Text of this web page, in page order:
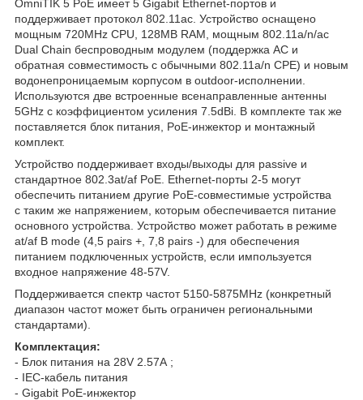
OmniTIK 5 PoE имеет 5 Gigabit Ethernet-портов и
поддерживает протокол 802.11ac. Устройство оснащено
мощным 720MHz CPU, 128MB RAM, мощным 802.11a/n/ac
Dual Chain беспроводным модулем (поддержка AC и
обратная совместимость с обычными 802.11a/n CPE) и новым
водонепроницаемым корпусом в outdoor-исполнении.
Используются две встроенные всенаправленные антенны
5GHz с коэффициентом усиления 7.5dBi. В комплекте так же
поставляется блок питания, PoE-инжектор и монтажный
комплект.
Устройство поддерживает входы/выходы для passive и
стандартное 802.3at/af PoE. Ethernet-порты 2-5 могут
обеспечить питанием другие PoE-совместимые устройства
с таким же напряжением, которым обеспечивается питание
основного устройства. Устройство может работать в режиме
at/af B mode (4,5 pairs +, 7,8 pairs -) для обеспечения
питанием подключенных устройств, если импользуется
входное напряжение 48-57V.
Поддерживается спектр частот 5150-5875MHz (конкретный
диапазон частот может быть ограничен региональными
стандартами).
Комплектация:
- Блок питания на 28V 2.57A ;
- IEC-кабель питания
- Gigabit PoE-инжектор